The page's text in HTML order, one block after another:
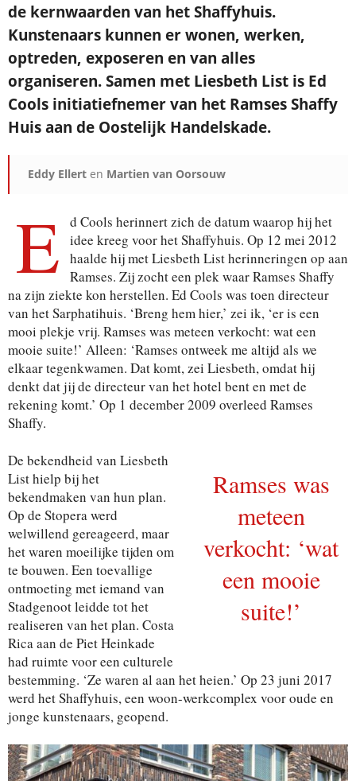
de kernwaarden van het Shaffyhuis.
Kunstenaars kunnen er wonen, werken,
optreden, exposeren en van alles
organiseren. Samen met Liesbeth List is Ed
Cools initiatiefnemer van het Ramses Shaffy
Huis aan de Oostelijk Handelskade.
Eddy Ellert en Martien van Oorsouw
E
d Cools herinnert zich de datum waarop hij het
idee kreeg voor het Shaffyhuis. Op 12 mei 2012
haalde hij met Liesbeth List herinneringen op aan
Ramses. Zij zocht een plek waar Ramses Shaffy
na zijn ziekte kon herstellen. Ed Cools was toen directeur
van het Sarphatihuis. ‘Breng hem hier,’ zei ik, ‘er is een
mooi plekje vrij. Ramses was meteen verkocht: wat een
mooie suite!’ Alleen: ‘Ramses ontweek me altijd als we
elkaar tegenkwamen. Dat komt, zei Liesbeth, omdat hij
denkt dat jij de directeur van het hotel bent en met de
rekening komt.’ Op 1 december 2009 overleed Ramses
Shaffy.
Ramses was
meteen
verkocht: ‘wat
een mooie
suite!’
De bekendheid van Liesbeth
List hielp bij het
bekendmaken van hun plan.
Op de Stopera werd
welwillend gereageerd, maar
het waren moeilijke tijden om
te bouwen. Een toevallige
ontmoeting met iemand van
Stadgenoot leidde tot het
realiseren van het plan. Costa
Rica aan de Piet Heinkade
had ruimte voor een culturele
bestemming. ‘Ze waren al aan het heien.’ Op 23 juni 2017
werd het Shaffyhuis, een woon-werkcomplex voor oude en
jonge kunstenaars, geopend.
Je ontvangt een bevestiging in je mailbox.